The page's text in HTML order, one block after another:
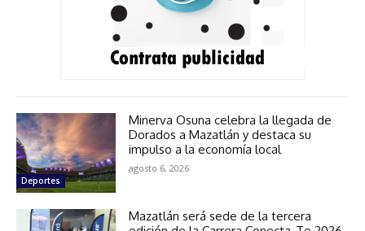
Deportes
Minerva Osuna celebra la llegada de
Dorados a Mazatlán y destaca su
impulso a la economía local
agosto 6, 2026
Mazatlán será sede de la tercera